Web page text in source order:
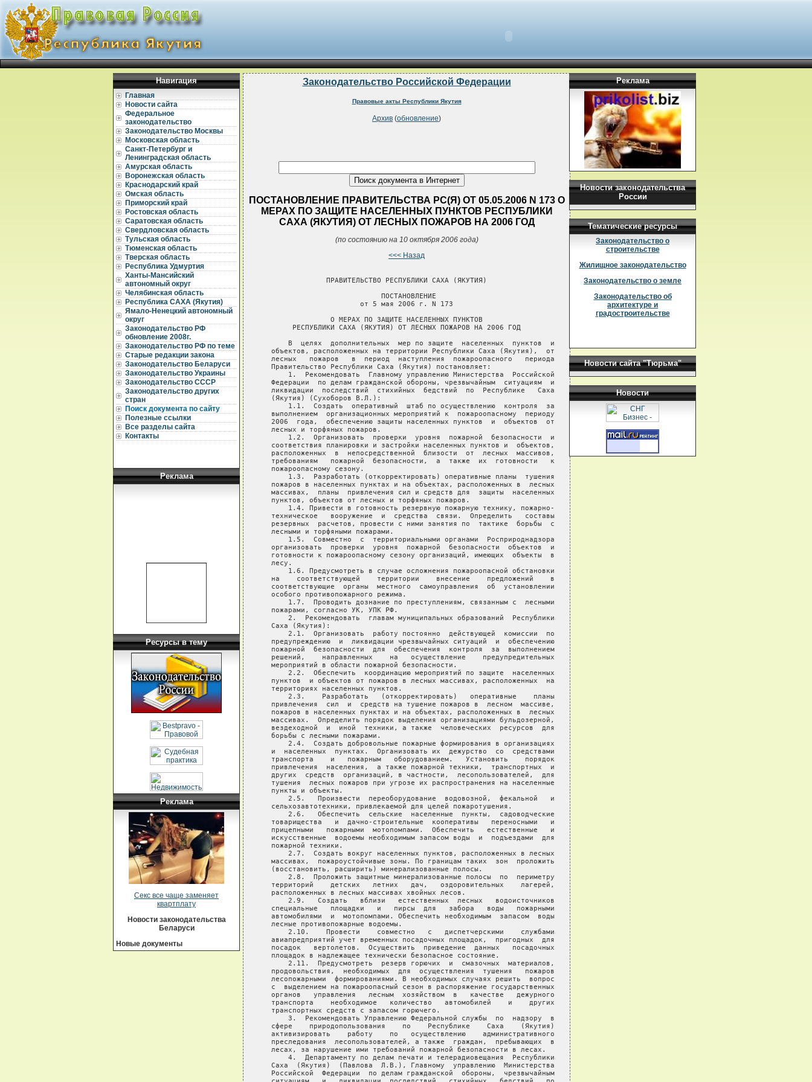
Навигация
Главная
Новости сайта
Федеральное
законодательство
Законодательство Москвы
Московская область
Санкт-Петербург и
Ленинградская область
Амурская область
Воронежская область
Краснодарский край
Омская область
Приморский край
Ростовская область
Саратовская область
Свердловская область
Тульская область
Тюменская область
Тверская область
Республика Удмуртия
Ханты-Мансийский
автономный округ
Челябинская область
Республика САХА (Якутия)
Ямало-Ненецкий автономный
округ
Законодательство РФ
обновление 2008г.
Законодательство РФ по теме
Старые редакции закона
Законодательство Беларуси
Законодательство Украины
Законодательство СССР
Законодательство других
стран
Поиск документа по сайту
Полезные ссылки
Все разделы сайта
Контакты
Реклама
Ресурсы в тему
Реклама
Секс все чаще заменяет
квартплату
Новости законодательства
Беларуси
Новые документы
Законодательство Российской Федерации
Правовые акты Республики Якутия
Архив (обновление)
ПОСТАНОВЛЕНИЕ ПРАВИТЕЛЬСТВА РС(Я) ОТ 05.05.2006 N 173 О
МЕРАХ ПО ЗАЩИТЕ НАСЕЛЕННЫХ ПУНКТОВ РЕСПУБЛИКИ
САХА (ЯКУТИЯ) ОТ ЛЕСНЫХ ПОЖАРОВ НА 2006 ГОД
(по состоянию на 10 октября 2006 года)
<<< Назад
                ПРАВИТЕЛЬСТВО РЕСПУБЛИКИ САХА (ЯКУТИЯ)
                             ПОСТАНОВЛЕНИЕ
                        от 5 мая 2006 г. N 173
                 О МЕРАХ ПО ЗАЩИТЕ НАСЕЛЕННЫХ ПУНКТОВ
        РЕСПУБЛИКИ САХА (ЯКУТИЯ) ОТ ЛЕСНЫХ ПОЖАРОВ НА 2006 ГОД
       В  целях  дополнительных  мер по защите  населенных  пунктов  и
   объектов, расположенных на территории Республики Саха (Якутия),  от
   лесных   пожаров   в  период  наступления  пожароопасного   периода
   Правительство Республики Саха (Якутия) постановляет:
       1.  Рекомендовать  Главному управлению Министерства  Российской
   Федерации  по делам гражданской обороны, чрезвычайным  ситуациям  и
   ликвидации  последствий  стихийных  бедствий  по  Республике   Саха
   (Якутия) (Сухоборов В.Л.):
       1.1.  Создать  оперативный  штаб по осуществлению  контроля  за
   выполнением  организационных мероприятий к  пожароопасному  периоду
   2006  года,  обеспечению защиты населенных пунктов  и  объектов  от
   лесных и торфяных пожаров.
       1.2.  Организовать  проверки  уровня  пожарной  безопасности  и
   соответствия планировки и застройки населенных пунктов и  объектов,
   расположенных  в  непосредственной  близости  от  лесных  массивов,
   требованиям   пожарной  безопасности,  а  также  их  готовности   к
   пожароопасному сезону.
       1.3.  Разработать (откорректировать) оперативные планы  тушения
   пожаров в населенных пунктах и на объектах, расположенных в  лесных
   массивах,  планы  привлечения сил и средств для  защиты  населенных
   пунктов, объектов от лесных и торфяных пожаров.
       1.4. Привести в готовность резервную пожарную технику, пожарно-
   техническое   вооружение  и  средства  связи.  Определить   составы
   резервных  расчетов, провести с ними занятия по  тактике  борьбы  с
   лесными и торфяными пожарами.
       1.5.  Совместно  с  территориальными органами  Росприроднадзора
   организовать  проверки  уровня  пожарной  безопасности  объектов  и
   готовности к пожароопасному сезону организаций, имеющих  объекты  в
   лесу.
       1.6. Предусмотреть в случае осложнения пожароопасной обстановки
   на    соответствующей    территории    внесение    предложений    в
   соответствующие  органы  местного  самоуправления  об  установлении
   особого противопожарного режима.
       1.7.  Проводить дознание по преступлениям, связанным с  лесными
   пожарами, согласно УК, УПК РФ.
       2.  Рекомендовать  главам муниципальных образований  Республики
   Саха (Якутия):
       2.1.  Организовать  работу постоянно  действующей  комиссии  по
   предупреждению  и  ликвидации чрезвычайных ситуаций  и  обеспечению
   пожарной  безопасности  для  обеспечения  контроля  за  выполнением
   решений,    направленных    на   осуществление    предупредительных
   мероприятий в области пожарной безопасности.
       2.2.  Обеспечить  координацию мероприятий по защите  населенных
   пунктов  и объектов от пожаров в лесных массивах, расположенных  на
   территориях населенных пунктов.
       2.3.    Разработать   (откорректировать)   оперативные    планы
   привлечения  сил  и  средств на тушение пожаров в  лесном  массиве,
   пожаров в населенных пунктах и на объектах, расположенных в  лесных
   массивах.  Определить порядок выделения организациями бульдозерной,
   вездеходной  и  иной  техники, а также  человеческих  ресурсов  для
   борьбы с лесными пожарами.
       2.4.  Создать добровольные пожарные формирования в организациях
   и  населенных  пунктах.  Организовать их  дежурство  со  средствами
   транспорта    и   пожарным   оборудованием.   Установить    порядок
   привлечения  населения,  а также пожарной техники,  транспортных  и
   других  средств  организаций, в частности,  лесопользователей,  для
   тушения  лесных пожаров при угрозе их распространения на населенные
   пункты и объекты.
       2.5.   Произвести  переоборудование  водовозной,  фекальной   и
   сельхозавтотехники, привлекаемой для целей пожаротушения.
       2.6.   Обеспечить  сельские  населенные  пункты,  садоводческие
   товарищества   и  дачно-строительные  кооперативы   переносными   и
   прицепными   пожарными  мотопомпами.  Обеспечить   естественные   и
   искусственные  водоемы необходимым запасом воды  и  подъездами  для
   пожарной техники.
       2.7.  Создать вокруг населенных пунктов, расположенных в лесных
   массивах,  пожароустойчивые зоны. По границам таких  зон  проложить
   (восстановить, расширить) минерализованные полосы.
       2.8.  Проложить защитные минерализованные полосы  по  периметру
   территорий    детских   летних   дач,   оздоровительных    лагерей,
   расположенных в лесных массивах хвойных лесов.
       2.9.   Создать   вблизи   естественных  лесных   водоисточников
   специальные   площадки   и   пирсы  для   забора   воды   пожарными
   автомобилями  и  мотопомпами. Обеспечить необходимым  запасом  воды
   лесные противопожарные водоемы.
       2.10.    Провести    совместно   с   диспетчерскими    службами
   авиапредприятий учет временных посадочных площадок,  пригодных  для
   посадок   вертолетов.  Осуществить  приведение  данных   посадочных
   площадок в надлежащее технически безопасное состояние.
       2.11.  Предусмотреть  резерв горючих  и  смазочных  материалов,
   продовольствия,  необходимых  для  осуществления  тушения   пожаров
   лесопожарными  формированиями. В необходимых случаях решить  вопрос
   с  выделением на пожароопасный сезон в распоряжение государственных
   органов   управления   лесным  хозяйством  в   качестве   дежурного
   транспорта    необходимое   количество   автомобилей    и    других
   транспортных средств с запасом горючего.
       3.  Рекомендовать Управлению Федеральной службы  по  надзору  в
   сфере    природопользования    по    Республике    Саха    (Якутия)
   активизировать    работу    по   осуществлению    административного
   преследования  лесопользователей, а также  граждан,  пребывающих  в
   лесах, за нарушение ими требований пожарной безопасности в лесах.
       4.  Департаменту по делам печати и телерадиовещания  Республики
   Саха  (Якутия)  (Павлова  Л.В.), Главному  управлению  Министерства
   Российской  Федерации  по делам гражданской  обороны,  чрезвычайным
Реклама
Новости законодательства
России
Тематические ресурсы
Законодательство о
строительстве
Жилищное законодательство
Законодательство о земле
Законодательство об
архитектуре и
градостроительстве
Новости сайта "Тюрьма"
Новости